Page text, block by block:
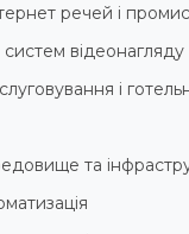
речей і
відеонагляду
і
та